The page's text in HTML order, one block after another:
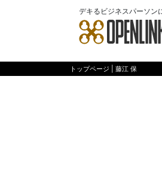
デキるビジネスパーソン
トップページ | 藤江 保